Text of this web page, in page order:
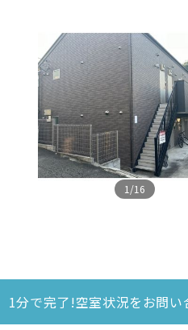
1/16
1分で完了!空室状況をお問い